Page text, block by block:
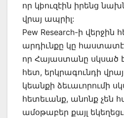
որ կþուզէին իրենց
վրայ ապրիլ:
Pew Research-ի
արդիւնքը կը
որ Հայաստանը սկսած է
հետ, երկրագունդի
կեանքի ձեւաւորումի
հետեւանք, անոնք չեն
ամօթաբեր քայլ